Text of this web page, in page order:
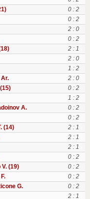
0 : 2
0 : 2
2 : 0
0 : 2
2 : 1
2 : 0
1 : 2
Ar.
2 : 0
0 : 2
1 : 2
A.
0 : 2
0 : 2
(14)
2 : 1
2 : 1
2 : 1
0 : 2
(19)
0 : 2
0 : 2
G.
0 : 2
2 : 1